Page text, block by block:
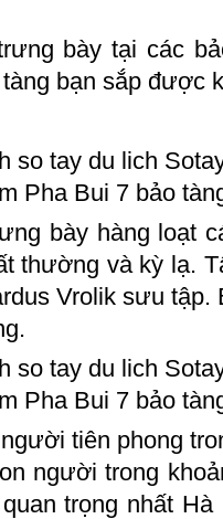
bày tại các
bạn sắp được
bày hàng loạt
thường và kỳ lạ.
Vrolik sưu tập.
tiên phong
người trong
trọng nhất